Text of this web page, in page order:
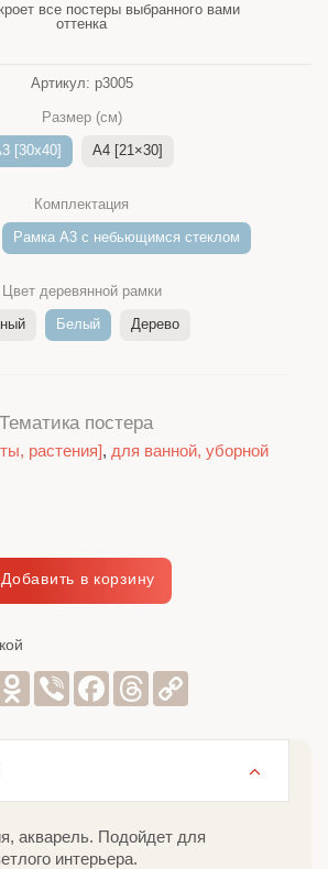
все постеры выбранного вами
оттенка
Артикул: p3005
Размер (см)
[30x40]
A4 [21×30]
Комплектация
Рамка A3 c небьющимся стеклом
Цвет деревянной рамки
Белый Дерево
Тематика постера
растения], для ванной, уборной
Odnoklassniki
Viber Facebook
Threads
акварель. Подойдет для
интерьера.